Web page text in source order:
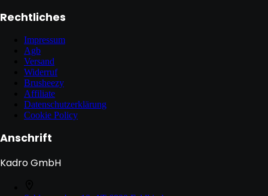
Rechtliches
Impressum
Agb
Versand
Widerruf
Brusheezy
Affiliate
Datenschutzerklärung
Cookie Policy
Anschrift
Kadro GmbH